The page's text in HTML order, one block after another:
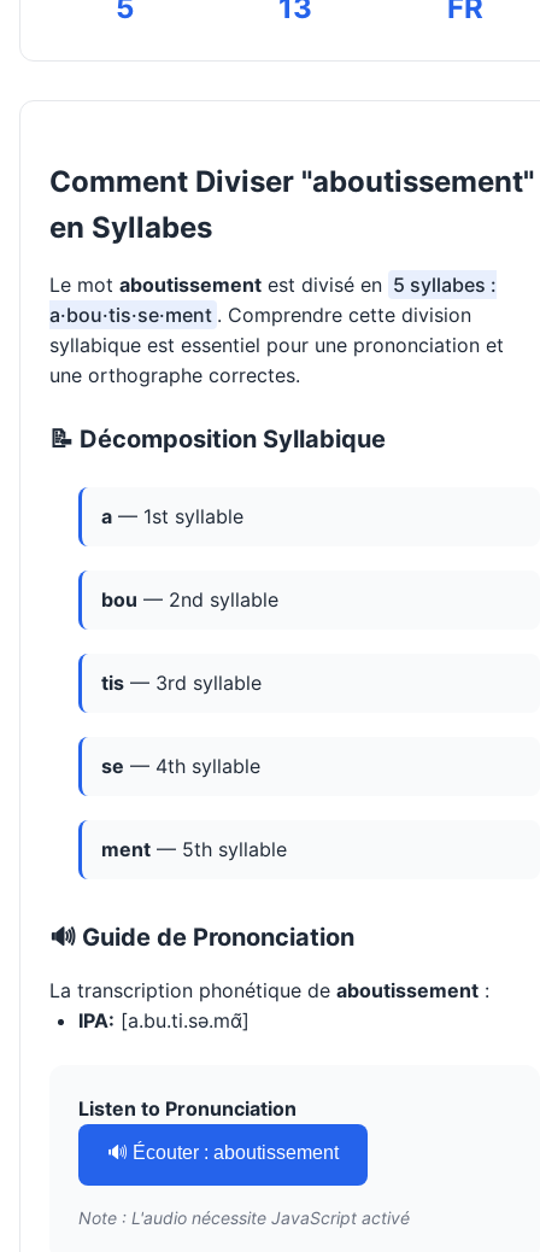
5 13 FR
Comment Diviser "aboutissement"
en Syllabes
Le mot aboutissement est divisé en 5 syllabes :
a·bou·tis·se·ment . Comprendre cette division
syllabique est essentiel pour une prononciation et
une orthographe correctes.
📝 Décomposition Syllabique
a — 1st syllable
bou — 2nd syllable
tis — 3rd syllable
se — 4th syllable
ment — 5th syllable
🔊 Guide de Prononciation
La transcription phonétique de aboutissement :
IPA: [a.bu.ti.sə.mɑ̃]
Listen to Pronunciation
🔊 Écouter : aboutissement
Note : L'audio nécessite JavaScript activé